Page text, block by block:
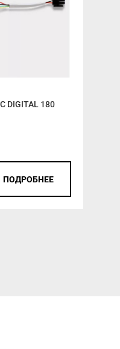
DIGITAL 180
ПОДРОБНЕЕ